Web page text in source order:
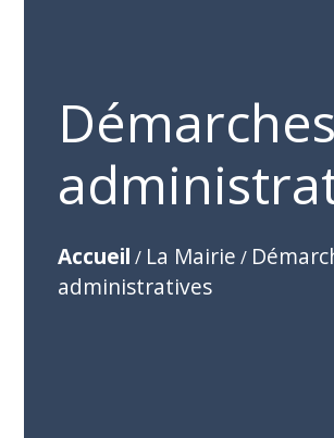
Démarches
Accueil / La Mairie /
administratives